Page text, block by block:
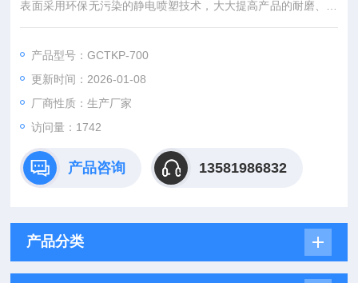
表面采用环保无污染的静电喷塑技术，大大提高产品的耐磨、耐
腐蚀性能。
产品型号：GCTKP-700
更新时间：2026-01-08
厂商性质：生产厂家
访问量：1742
产品咨询 13581986832
产品分类